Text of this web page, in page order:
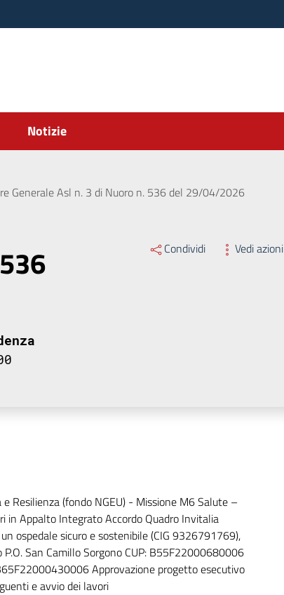
Notizie
Generale Asl n. 3 di Nuoro n. 536 del 29/04/2026
Condividi Vedi azioni
e Resilienza (fondo NGEU) - Missione M6 Salute –
in Appalto Integrato Accordo Quadro Invitalia
ospedale sicuro e sostenibile (CIG 9326791769),
San Camillo Sorgono CUP: B55F22000680006
Approvazione progetto esecutivo
e avvio dei lavori